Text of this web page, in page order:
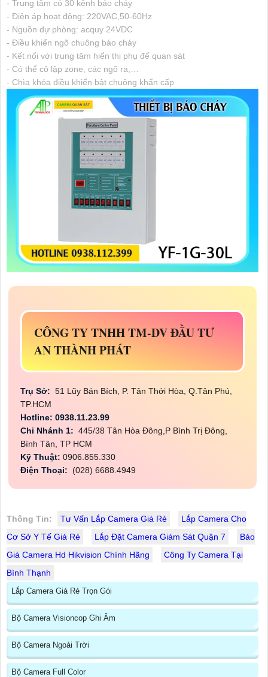
- Trung tâm có 30 kênh báo cháy
- Điện áp hoạt động: 220VAC,50-60Hz
- Nguồn dự phòng: acquy 24VDC
- Điều khiển ngõ chuông báo cháy
- Kết nối với trung tâm hiển thị phụ để quan sát
- Có thể cô lập zone, các ngõ ra,…
- Chìa khóa điều khiển bật chuông khẩn cấp
CÔNG TY TNHH TM-DV ĐẦU TƯ
AN THÀNH PHÁT
Trụ Sở: 51 Lũy Bán Bích, P. Tân Thới Hòa, Q.Tân Phú,
TP.HCM
Hotline: 0938.11.23.99
Chi Nhánh 1: 445/38 Tân Hòa Đông,P Bình Trị Đông,
Bình Tân, TP HCM
Kỹ Thuật: 0906.855.330
Điện Thoại: (028) 6688.4949
Thông Tin: Tư Vấn Lắp Camera Giá Rẻ
Lắp Camera Cho
Cơ Sở Y Tế Giá Rẻ
Lắp Đặt Camera Giám Sát Quận 7
Báo
Giá Camera Hd Hikvision Chính Hãng
Công Ty Camera Tại
Bình Thạnh
Lắp Camera Giá Rẻ Trọn Gói
Bộ Camera Visioncop Ghi Âm
Bộ Camera Ngoài Trời
Bộ Camera Full Color